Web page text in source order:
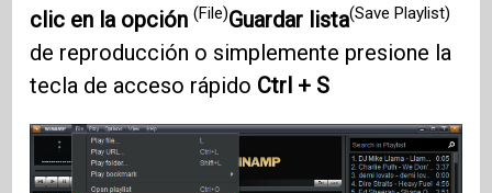
clic en la opción(File)Guardar lista(Save Playlist)
de reproducción o simplemente presione la
tecla de acceso rápido Ctrl + S